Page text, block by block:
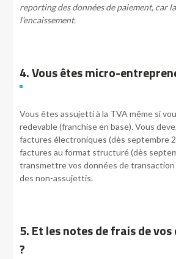
reporting des données de paiement, car
l’encaissement.
4. Vous êtes micro-
Vous êtes assujetti à la TVA même si
redevable (franchise en base). Vous
factures électroniques (dès septembre
factures au format structuré (dès
transmettre vos données de transaction
des non-assujettis.
5. Et les notes de frais de
?